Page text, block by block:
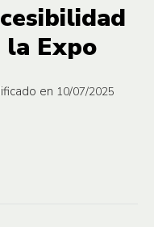
la Expo
en 10/07/2025